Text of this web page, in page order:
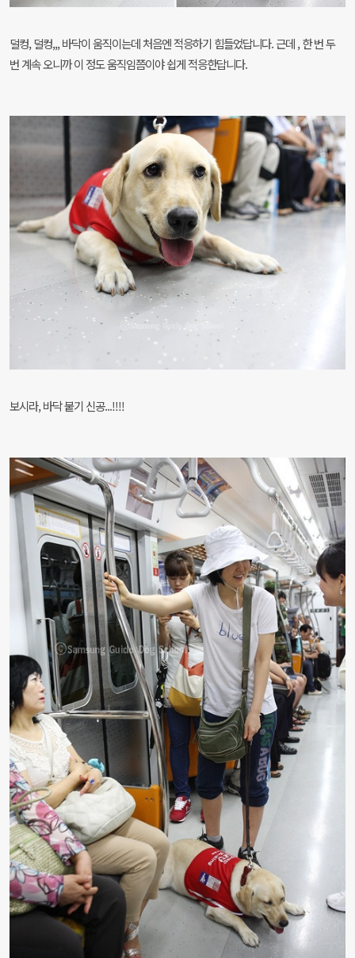
덜컹, 덜컹,,, 바닥이 움직이는데 처음엔 적응하기 힘들었답니다. 근데 , 한 번 두
번 계속 오니까 이 정도 움직임쯤이야 쉽게 적응한답니다.
보시라, 바닥 붙기 신공...!!!!